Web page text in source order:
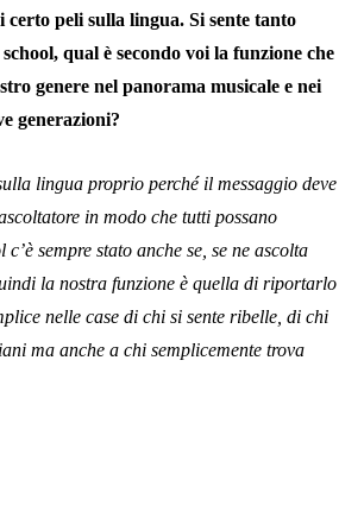
certo peli sulla lingua. Si sente tanto
qual è secondo voi la funzione che
genere nel panorama musicale e nei
generazioni?
lingua proprio perché il messaggio deve
in modo che tutti possano
sempre stato anche se, se ne ascolta
la nostra funzione è quella di riportarlo
nelle case di chi si sente ribelle, di chi
ma anche a chi semplicemente trova